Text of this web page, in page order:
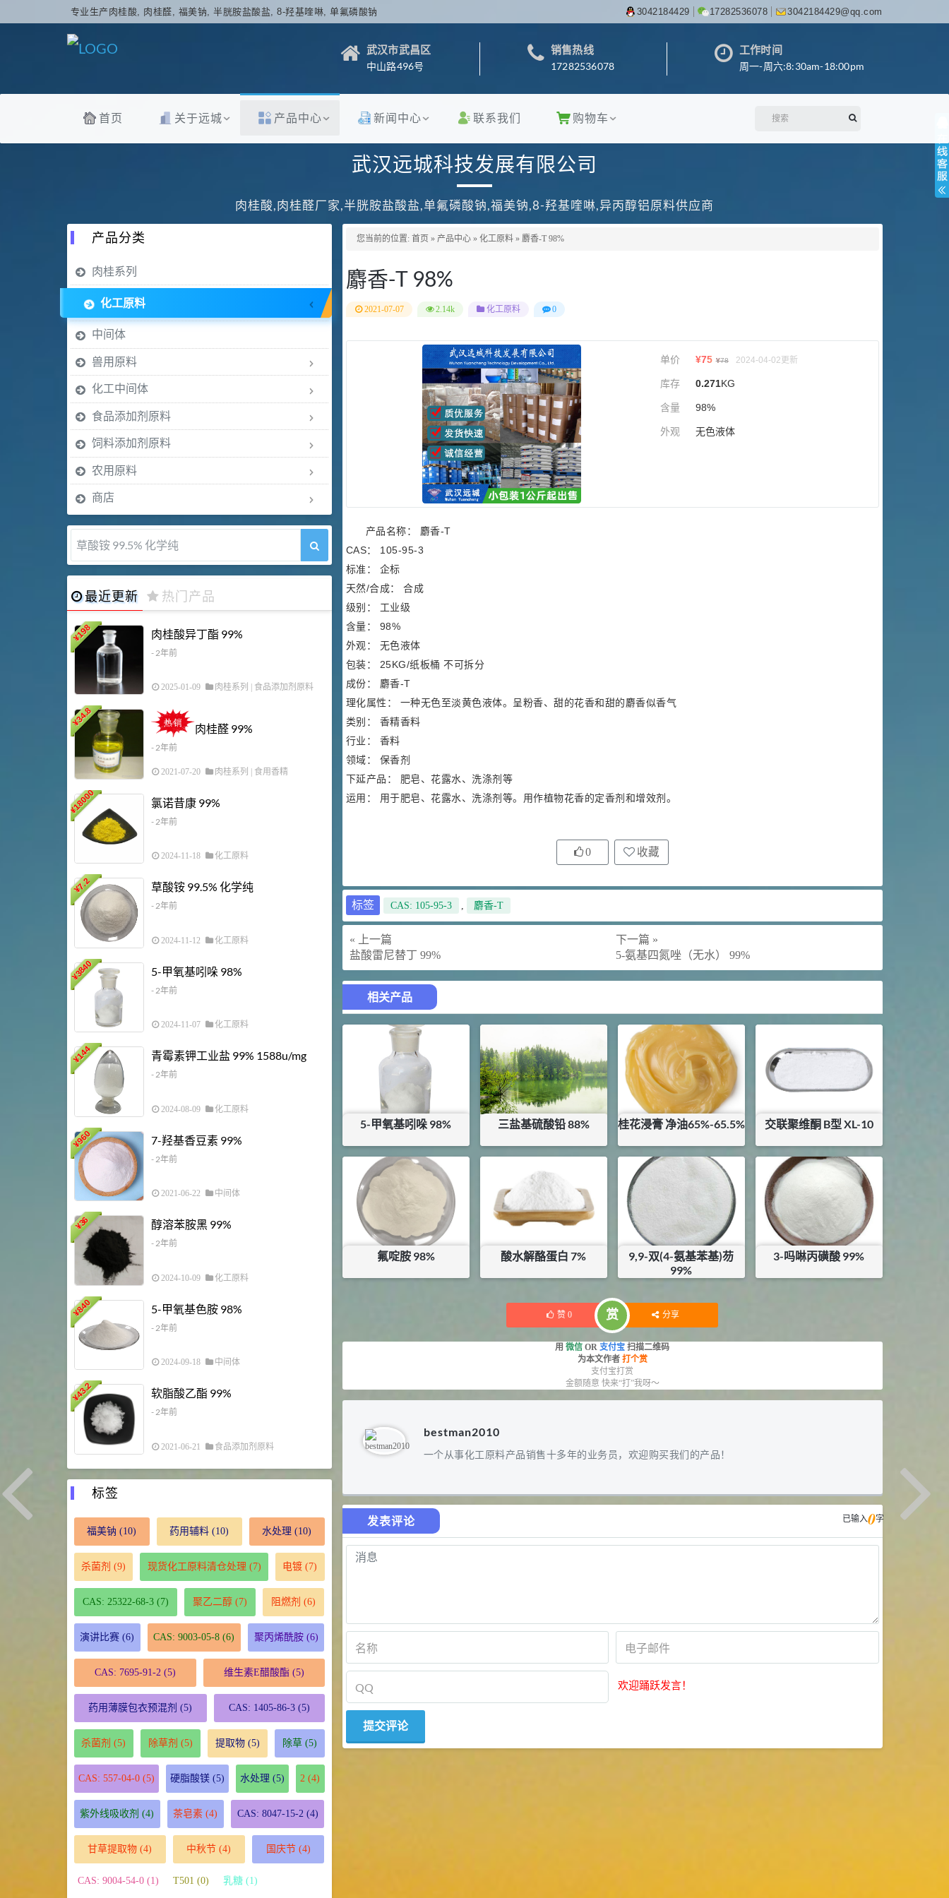
专业生产肉桂酸, 肉桂醛, 福美钠, 半胱胺盐酸盐, 8-羟基喹啉, 单氟磷酸钠 3042184429 17282536078 3042184429@qq.com
武汉市武昌区
中山路496号
销售热线
17282536078
工作时间
周一-周六:8:30am-18:00pm
首页 关于远城 产品中心 新闻中心 联系我们 购物车
武汉远城科技发展有限公司
肉桂酸,肉桂醛厂家,半胱胺盐酸盐,单氟磷酸钠,福美钠,8-羟基喹啉,异丙醇铝原料供应商
您当前的位置: 首页 » 产品中心 » 化工原料 » 麝香-T 98%
麝香-T 98%
2021-07-07 2.14k 化工原料 0
单价 ¥75 ¥78 2024-04-02更新
库存 0.271KG
含量 98%
外观 无色液体
产品名称： 麝香-T
CAS： 105-95-3
标准： 企标
天然/合成： 合成
级别： 工业级
含量： 98%
外观： 无色液体
包装： 25KG/纸板桶 不可拆分
成份： 麝香-T
理化属性： 一种无色至淡黄色液体。呈粉香、甜的花香和甜的麝香似香气
类别： 香精香料
行业： 香料
领域： 保香剂
下延产品： 肥皂、花露水、洗涤剂等
运用： 用于肥皂、花露水、洗涤剂等。用作植物花香的定香剂和增效剂。
0 收藏
标签 CAS: 105-95-3 , 麝香-T
« 上一篇
盐酸雷尼替丁 99%
下一篇 »
5-氨基四氮唑（无水） 99%
相关产品
5-甲氧基吲哚 98%
¥3840
库存：
KG
三盐基硫酸铅 88%
¥25
库存：115.5
桂花浸膏 净油65%-65.5%
¥6500
交联聚维酮 B型 XL-10
¥35
库存：
KG
氟啶胺 98% 酸水解酪蛋白 7%
库存：4KG
9,9-双(4-氨基苯基)芴
99%
库存：17KG
3-吗啉丙磺酸 99%
赞 0 赏 分享
用 微信 OR 支付宝 扫描二维码
为本文作者 打个赏
支付宝打赏
金额随意 快来“打”我呀～
bestman2010
一个从事化工原料产品销售十多年的业务员，欢迎购买我们的产品！
发表评论 已输入0字
欢迎踊跃发言！
产品分类
肉桂系列
化工原料
中间体
兽用原料
化工中间体
食品添加剂原料
饲料添加剂原料
农用原料
商店
5-甲氧基吲哚 98%
最近更新 热门产品
¥
198 肉桂酸异丁酯 99%
- 2年前
2025-01-09 肉桂系列 食品添加剂原料
¥
34.8
肉桂醛 99%
- 2年前
2021-07-20 肉桂系列 | 食用香精
¥
18000 氯诺昔康 99%
- 2年前
2024-11-18 化工原料
¥
7.2 草酸铵 99.5% 化学纯
- 2年前
2024-11-12 化工原料
¥
3840 5-甲氧基吲哚 98%
- 2年前
2024-11-07 化工原料
¥
144 青霉素钾工业盐 99% 1588u/mg
- 2年前
2024-08-09 化工原料
¥
960 7-羟基香豆素 99%
- 2年前
2021-06-22 中间体
¥
36 醇溶苯胺黑 99%
- 2年前
2024-10-09 化工原料
¥
840 5-甲氧基色胺 98%
- 2年前
2024-09-18 中间体
¥
43.2 软脂酸乙酯 99%
- 2年前
2021-06-21 食品添加剂原料
42
浏览量 - 10w+
253 2
145 3 多效唑 90%
29 4 N-羟甲基丙烯酰胺 98% NMA
浏览量 - 1.98w
92 5
对甲氧基苯甲醛（茴香醛）
99.5%
浏览量 - 1.89w
2021-06-19 化工原料
6
S-羧甲基-L-半胱氨酸(羧甲司坦)
98.5%
浏览量 - 1.72w
2021-05-30 化工原料
浏览量 - 1.64w
2021-05-25 食品添加剂原料
D-异抗坏血酸钠 98%
浏览量 - 1.55w
2021-05-25 食品添加剂原料
硬脂富马酸钠 99%
34.8 10 DL-蛋氨酸 99%
标签
福美钠 (10) 药用辅料 (10) 水处理 (10)
杀菌剂 (9) 现货化工原料清仓处理 (7) 电镀 (7)
CAS: 25322-68-3(7) 聚乙二醇(7) 阻燃剂 (6)
演讲比赛 (6) CAS: 9003-05-8 (6) 聚丙烯酰胺(6)
CAS: 7695-91-2 (5) 维生素E醋酸酯(5)
药用薄膜包衣预混剂 (5) CAS: 1405-86-3(5)
杀菌剂 (5) 除草剂 (5) 提取物(5) 除草(5)
CAS: 557-04-0(5) 硬脂酸镁(5) 水处理 (5) 2 (4)
紫外线吸收剂 (4) 茶皂素 (4) CAS: 8047-15-2 (4)
甘草提取物 (4) 中秋节 (4) 国庆节(4)
CAS: 9004-54-0 (1) T501 (0) 乳糖 (1)